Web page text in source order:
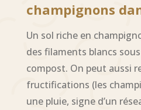
champignons
Un sol riche en
des filaments blancs
compost. On peut aussi
fructifications (les
une pluie, signe d’un